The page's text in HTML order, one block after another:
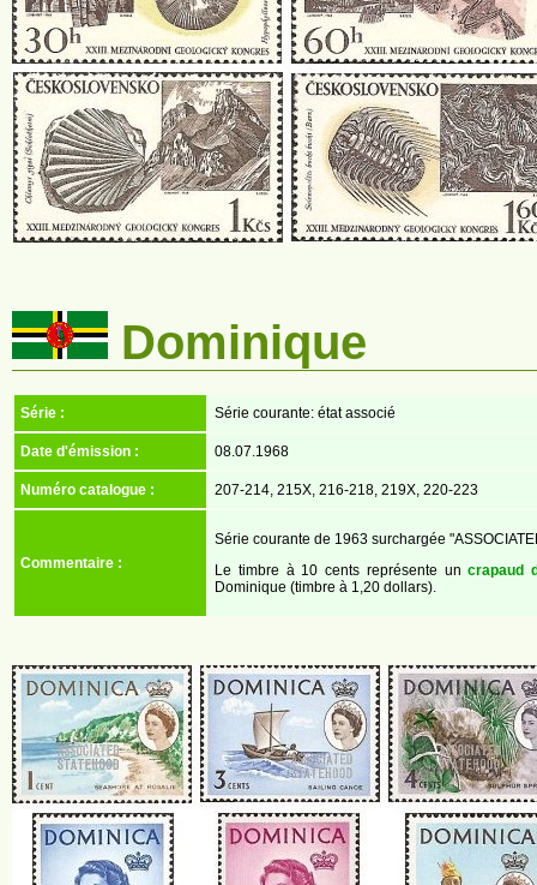
Dominique
Série : Série courante: état associé
Date d'émission : 08.07.1968
Numéro catalogue : 207-214, 215X, 216-218, 219X, 220-223
Commentaire :
Série courante de 1963 surchargée
Le timbre à 10 cents représente uncrapaud
Dominique (timbre à 1,20 dollars).